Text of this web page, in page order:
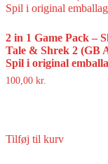
2 in 1 Game Pack –
Tale & Shrek 2 (GB
Spil i original
100,00 kr.
Tilføj til kurv